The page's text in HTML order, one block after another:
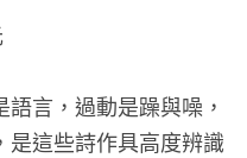
言，過動是躁與噪，
是這些詩作具高度辨識